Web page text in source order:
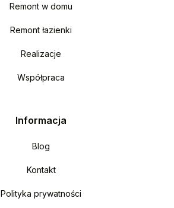
Remont w domu
Remont łazienki
Realizacje
Współpraca
Informacja
Blog
Kontakt
Polityka prywatności